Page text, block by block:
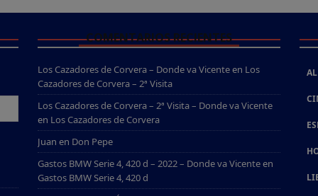
COMENTARIOS RECIENTES
Los Cazadores de Corvera – Donde va Vicenteen Los
Cazadores de Corvera – 2ª Visita
Los Cazadores de Corvera – 2ª Visita – Donde va Vicente
en Los Cazadores de Corvera
Juan en Don Pepe
Gastos BMW Serie 4, 420 d – 2022 – Donde va Vicenteen
Gastos BMW Serie 4, 420 d